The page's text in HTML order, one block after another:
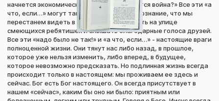
начнется экономический кризис, разразится война?» Все эти «а
что, если…» могут так заполонить наше сознание, что мы
перестанем видеть в саду цветы, замечать на улице
смеющихся ребятишек и слышать благодарные голоса друзей.
Все эти «надо было не так!» и «а что, если…» - настоящие враги
полноценной жизни. Они тянут нас либо назад, в прошлое,
которое уже нельзя изменить, либо вперед, в будущее,
которое невозможно предсказать. Но подлинная жизнь всегда
происходит только в настоящем: мы проживаем ее здесь и
сейчас. Бог есть Бог настоящего. Он всегда присутствует в
нашем «сейчас», каким бы оно ни было: приятным или